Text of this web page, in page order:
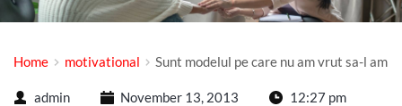
Home motivational Sunt modelul pe care nu am vrut sa-l am
admin November 13, 2013
12:27 pm